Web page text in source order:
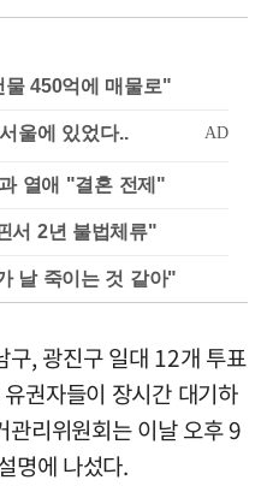
450억에 매물로"
열애 "결혼 전제"
서 2년 불법체류"
날 죽이는 것 같아"
구, 광진구 일대 12개 투표
권자들이 장시간 대기하
관리위원회는 이날 오후 9
명에 나섰다.